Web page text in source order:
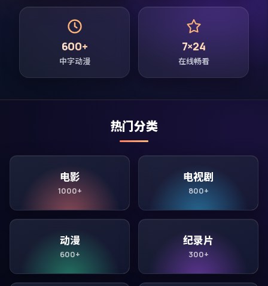
600+
中字动漫
7×24
在线畅看
热门分类
电影
1000+
电视剧
800+
动漫
600+
纪录片
300+